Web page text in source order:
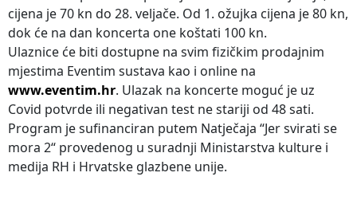
cijena je 70 kn do 28. veljače. Od 1. ožujka cijena je 80 kn,
dok će na dan koncerta one koštati 100 kn.
Ulaznice će biti dostupne na svim fizičkim prodajnim
mjestima Eventim sustava kao i online na
www.eventim.hr. Ulazak na koncerte moguć je uz
Covid potvrde ili negativan test ne stariji od 48 sati.
Program je sufinanciran putem Natječaja “Jer svirati se
mora 2“ provedenog u suradnji Ministarstva kulture i
medija RH i Hrvatske glazbene unije.